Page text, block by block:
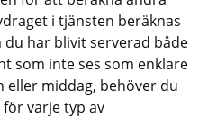
i tjänsten beräknas
har blivit serverad både
som inte ses som enklare
middag, behöver du
varje typ av